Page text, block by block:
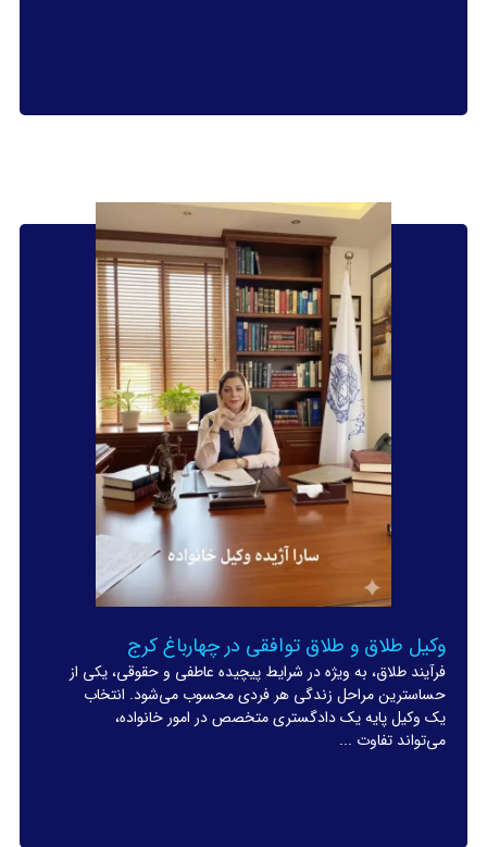
وکیل طلاق و طلاق توافقی در چهارباغ کرج
فرآیند طلاق، به ویژه در شرایط پیچیده عاطفی و حقوقی، یکی از
حساسترین مراحل زندگی هر فردی محسوب می‌شود. انتخاب
یک وکیل پایه یک دادگستری متخصص در امور خانواده،
می‌تواند تفاوت ...